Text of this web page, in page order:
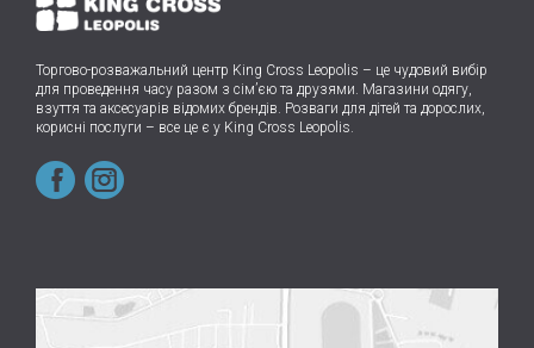
Торгово-розважальний центр King Cross Leopolis – це чудовий вибір
для проведення часу разом з сім’єю та друзями. Магазини одягу,
взуття та аксесуарів відомих брендів. Розваги для дітей та дорослих,
корисні послуги – все це є у King Cross Leopolis.